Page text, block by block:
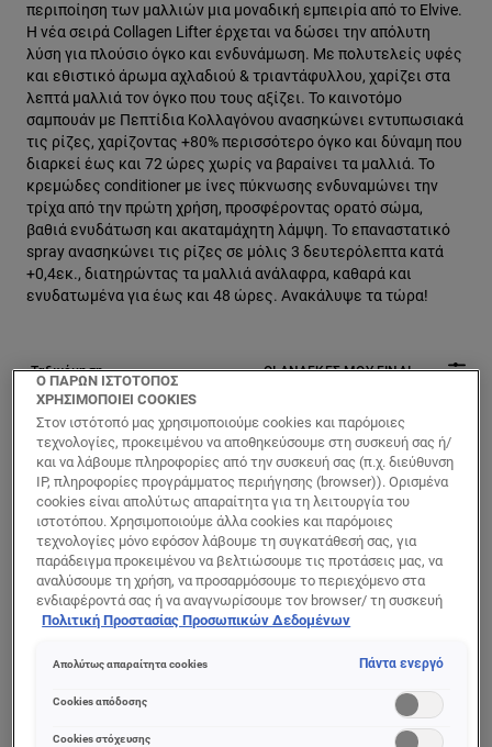
περιποίηση των μαλλιών μια μοναδική εμπειρία από το Elvive.
Η νέα σειρά Collagen Lifter έρχεται να δώσει την απόλυτη
λύση για πλούσιο όγκο και ενδυνάμωση. Με πολυτελείς υφές
και εθιστικό άρωμα αχλαδιού & τριαντάφυλλου, χαρίζει στα
λεπτά μαλλιά τον όγκο που τους αξίζει. Το καινοτόμο
σαμπουάν με Πεπτίδια Κολλαγόνου ανασηκώνει εντυπωσιακά
τις ρίζες, χαρίζοντας +80% περισσότερο όγκο και δύναμη που
διαρκεί έως και 72 ώρες χωρίς να βαραίνει τα μαλλιά. Το
κρεμώδες conditioner με ίνες πύκνωσης ενδυναμώνει την
τρίχα από την πρώτη χρήση, προσφέροντας ορατό σώμα,
βαθιά ενυδάτωση και ακαταμάχητη λάμψη. Το επαναστατικό
spray ανασηκώνει τις ρίζες σε μόλις 3 δευτερόλεπτα κατά
+0,4εκ., διατηρώντας τα μαλλιά ανάλαφρα, καθαρά και
ενυδατωμένα για έως και 48 ώρες. Ανακάλυψε τα τώρα!
3 αποτέλεσμα(τα)
ΟΙ ΑΝΑΓΚΕΣ ΜΟΥ ΕΙΝΑΙ
Elvive Elvive
Ο ΠΑΡΩΝ ΙΣΤΟΤΟΠΟΣ
ΧΡΗΣΙΜΟΠΟΙΕΙ COOKIES
Στον ιστότοπό μας χρησιμοποιούμε cookies και παρόμοιες
τεχνολογίες, προκειμένου να αποθηκεύσουμε στη συσκευή σας ή/
και να λάβουμε πληροφορίες από την συσκευή σας (π.χ. διεύθυνση
IP, πληροφορίες προγράμματος περιήγησης (browser)). Ορισμένα
cookies είναι απολύτως απαραίτητα για τη λειτουργία του
ιστοτόπου. Χρησιμοποιούμε άλλα cookies και παρόμοιες
τεχνολογίες μόνο εφόσον λάβουμε τη συγκατάθεσή σας, για
παράδειγμα προκειμένου να βελτιώσουμε τις προτάσεις μας, να
αναλύσουμε τη χρήση, να προσαρμόσουμε το περιεχόμενο στα
ενδιαφέροντά σας ή να αναγνωρίσουμε τον browser/ τη συσκευή
σας για τη δημιουργία προφίλ με τα ενδιαφέροντά σας και να σας
διαδικτυακές προτάσεις. Μπορείτε να αποδεχθείτε cookies τα
(«Απόρριψη όλων») ή να ρυθμίσετε και να αποθηκεύσετε τις
επιλογές σας («Αποθήκευση επιλογών»). Μπορείτε επίσης, ανά
πάσα στιγμή, να ελέγξετε και να ρυθμίσετε εκ νέου τις επιλογές
Πολιτική Προστασίας Προσωπικών Δεδομένων
Απολύτως απαραίτητα cookies Πάντα ενεργό
Cookies απόδοσης
Cookies στόχευσης